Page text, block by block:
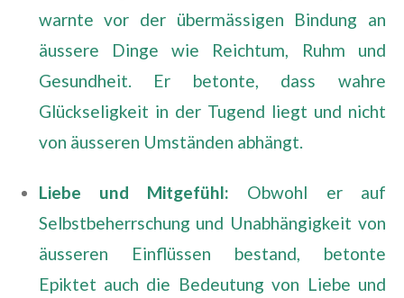
warnte vor der übermässigen Bindung an
äussere Dinge wie Reichtum, Ruhm und
Gesundheit. Er betonte, dass wahre
Glückseligkeit in der Tugend liegt und nicht
von äusseren Umständen abhängt.
Liebe und Mitgefühl: Obwohl er auf
Selbstbeherrschung und Unabhängigkeit von
äusseren Einflüssen bestand, betonte
Epiktet auch die Bedeutung von Liebe und